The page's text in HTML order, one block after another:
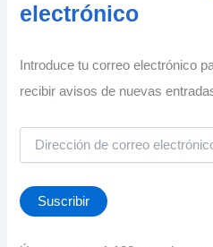
electrónico
Introduce tu correo electrónico
recibir avisos de nuevas
e
c
Suscribir